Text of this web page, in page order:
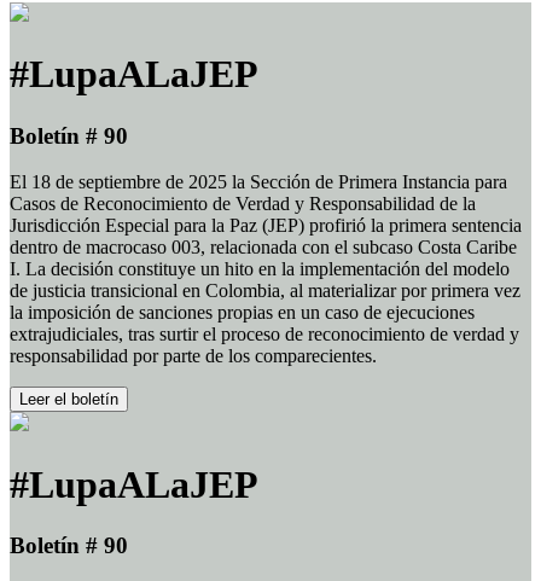
#LupaALaJEP
Boletín # 90
El 18 de septiembre de 2025 la Sección de Primera Instancia para
Casos de Reconocimiento de Verdad y Responsabilidad de la
Jurisdicción Especial para la Paz (JEP) profirió la primera sentencia
dentro de macrocaso 003, relacionada con el subcaso Costa Caribe
I. La decisión constituye un hito en la implementación del modelo
de justicia transicional en Colombia, al materializar por primera vez
la imposición de sanciones propias en un caso de ejecuciones
extrajudiciales, tras surtir el proceso de reconocimiento de verdad y
responsabilidad por parte de los comparecientes.
Leer el boletín
#LupaALaJEP
Boletín # 90